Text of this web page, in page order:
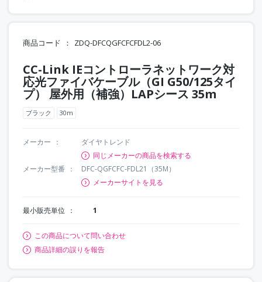
商品コード ZDQ-DFCQGFCFCFDL2-06
CC-Link IEコントローラネットワーク対
応光ファイバケーブル（GI G50/125タイ
プ） 屋外用（補強）LAPシース 35m
ブラック 30m
メーカー
ダイヤトレンド
同じメーカーの商品を検索する
メーカー型番
DFC-QGFCFC-FDL21（35M）
メーカーサイトを見る
最小販売単位 1
この商品について問い合わせ
商品詳細の誤りを報告